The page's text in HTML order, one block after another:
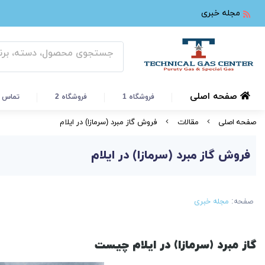
مجله خبری
صفحه اصلی فروشگاه 1 فروشگاه 2 تماس
صفحه اصلی مقالات فروش گاز مبرد (سرمازا) در ایلام
فروش گاز مبرد (سرمازا) در ایلام
صفحه: مجله خبری
گاز مبرد (سرمازا) در ایلام چیست